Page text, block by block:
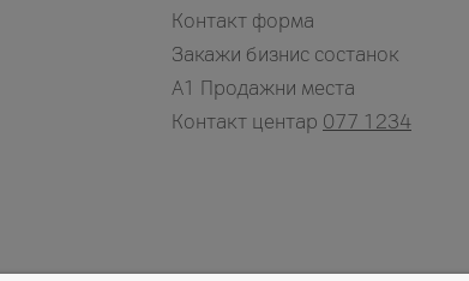
Контакт форма
Закажи бизнис состанок
A1 Продажни места
Контакт центар 077 1234